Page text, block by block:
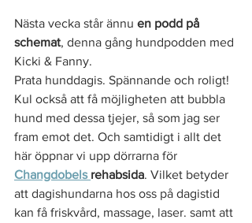
Nästa vecka står ännu en podd på
schemat, denna gång hundpodden med
Kicki & Fanny.
Prata hunddagis. Spännande och roligt!
Kul också att få möjligheten att bubbla
hund med dessa tjejer, så som jag ser
fram emot det. Och samtidigt i allt det
här öppnar vi upp dörrarna för
Changdobels rehabsida. Vilket betyder
att dagishundarna hos oss på dagistid
kan få friskvård, massage, laser. samt att